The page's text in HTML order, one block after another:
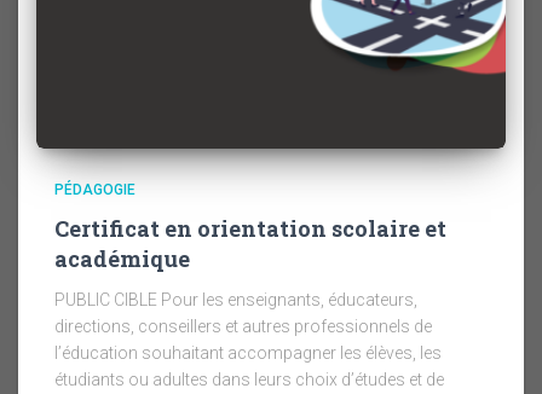
PÉDAGOGIE
Certificat en orientation scolaire et
académique
PUBLIC CIBLE Pour les enseignants, éducateurs,
directions, conseillers et autres professionnels de
l’éducation souhaitant accompagner les élèves, les
étudiants ou adultes dans leurs choix d’études et de